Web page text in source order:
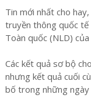
Tin mới nhất cho
truyền thông quốc tế
Toàn quốc (NLD)
Các kết quả sơ bộ
nhưng kết quả cuối
bố trong những ngày